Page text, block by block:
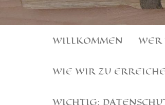
WILLKOMMEN WER
WIE WIR ZU
WICHTIG: